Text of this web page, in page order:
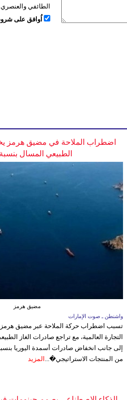
الطائفي والعنصري
اُوافق على
اضطراب الملاحة في مضيق هرمز
الطبيعي المسال بنسبة
مضيق هرمز
واشنطن ـ صوت الإمارات
تسبب اضطراب حركة الملاحة عبر مضيق هرمز
من المنتجات الاستراتيجي�... المزيد